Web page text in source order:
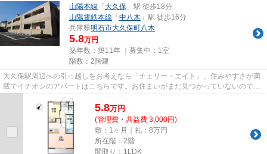
山陽本線 「 大久保 」駅 徒歩18分
山陽電鉄本線 「 中八木 」駅 徒歩16分
兵庫県明石市大久保町八木
5.8万円
築年数：築11年 ｜募集中： 1室
階数：2階建
大久保駅周辺への引っ越しをお考えなら「チェリー・エイト」。住みやすさが満
載でイチオシのアパートはこちらです。お住まいがまだ見つかっていないのであ
れば、当社が取り扱う賃貸物...
5.8万円
(管理費・共益費 3,000円)
敷：1ヶ月｜礼：8万円
所在階：2階
間取り：1LDK